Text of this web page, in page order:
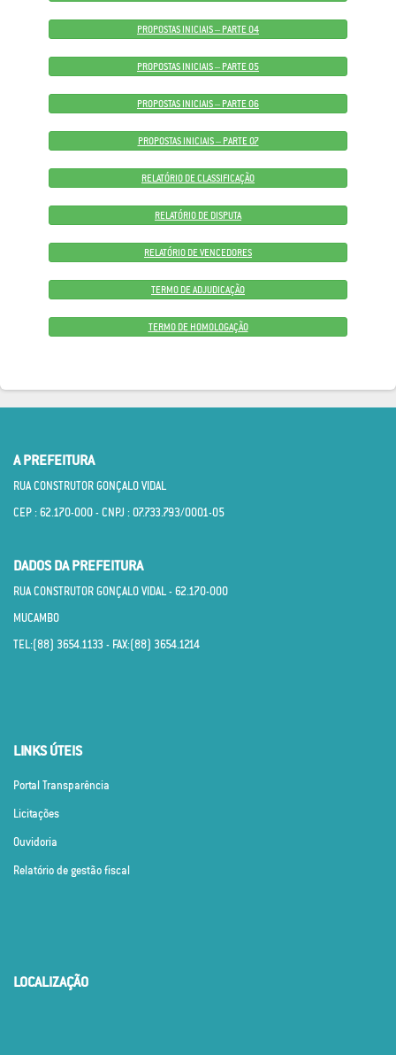
PROPOSTAS INICIAIS – PARTE 04
PROPOSTAS INICIAIS – PARTE 05
PROPOSTAS INICIAIS – PARTE 06
PROPOSTAS INICIAIS – PARTE 07
RELATÓRIO DE CLASSIFICAÇÃO
RELATÓRIO DE DISPUTA
RELATÓRIO DE VENCEDORES
TERMO DE ADJUDICAÇÃO
TERMO DE HOMOLOGAÇÃO
A PREFEITURA
RUA CONSTRUTOR GONÇALO VIDAL
CEP : 62.170­-000 - CNPJ : 07.733.793/0001­-05
DADOS DA PREFEITURA
RUA CONSTRUTOR GONÇALO VIDAL - 62.170­-000
MUCAMBO
TEL:(88) 3654.1133 - FAX:(88) 3654.1214
LINKS ÚTEIS
Portal Transparência
Licitações
Ouvidoria
Relatório de gestão fiscal
LOCALIZAÇÃO